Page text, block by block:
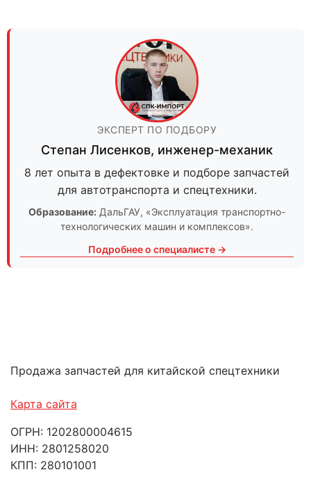
ЭКСПЕРТ ПО ПОДБОРУ
Степан Лисенков, инженер-механик
8 лет опыта в дефектовке и подборе запчастей
для автотранспорта и спецтехники.
Образование: ДальГАУ, «Эксплуатация транспортно-
технологических машин и комплексов».
Подробнее о специалисте →
Продажа запчастей для китайской спецтехники
Карта сайта
ОГРН: 1202800004615
ИНН: 2801258020
КПП: 280101001